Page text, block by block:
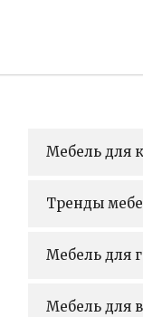
Мебель для
Тренды
Мебель для
Мебель для